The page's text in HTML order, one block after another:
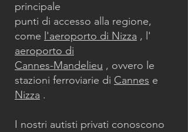
principale
punti di accesso alla regione,
come l'aeroporto di Nizza , l'
aeroporto di
Cannes-Mandelieu , ovvero le
stazioni ferroviarie di Cannes e
Nizza .
I nostri autisti privati conoscono